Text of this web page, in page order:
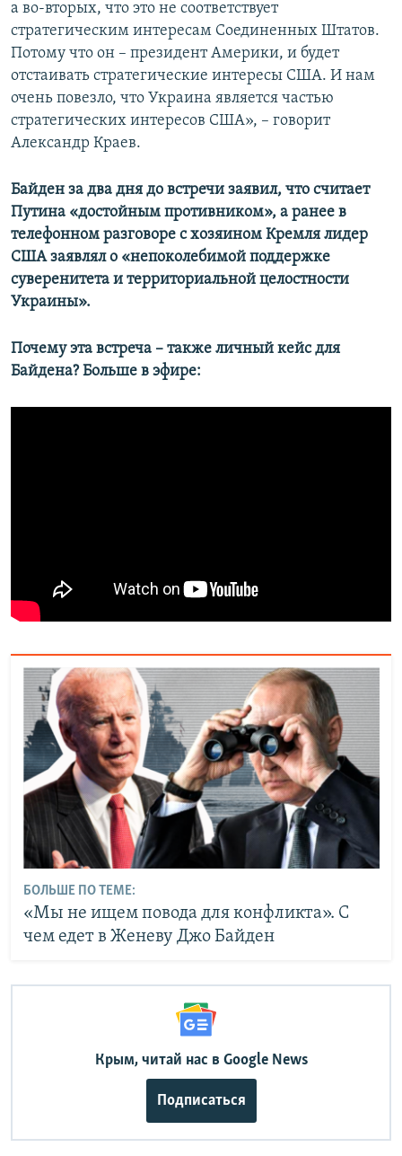
а во-вторых, что это не соответствует
стратегическим интересам Соединенных Штатов.
Потому что он – президент Америки, и будет
отстаивать стратегические интересы США. И нам
очень повезло, что Украина является частью
стратегических интересов США», – говорит
Александр Краев.
Байден за два дня до встречи заявил, что считает
Путина «достойным противником», а ранее в
телефонном разговоре с хозяином Кремля лидер
США заявлял о «непоколебимой поддержке
суверенитета и территориальной целостности
Украины».
Почему эта встреча – также личный кейс для
Байдена? Больше в эфире:
БОЛЬШЕ ПО ТЕМЕ:
«Мы не ищем повода для конфликта». С
чем едет в Женеву Джо Байден
Крым, читай нас в Google News
Подписаться